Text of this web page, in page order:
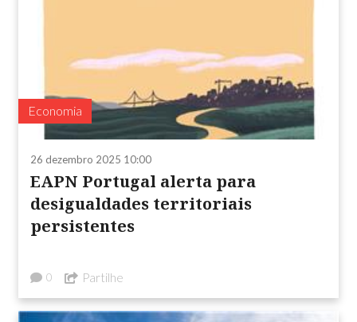
Economia
26 dezembro 2025 10:00
EAPN Portugal alerta para
desigualdades territoriais
persistentes
0 Partilhe